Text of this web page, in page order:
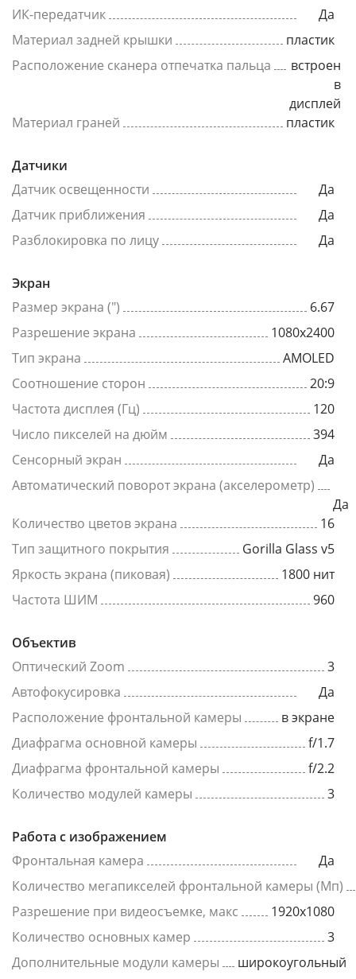
ИК-передатчик
Да
Материал задней крышки
пластик
Расположение сканера отпечатка пальца
встроен
в
дисплей
Материал граней
пластик
Датчики
Датчик освещенности
Да
Датчик приближения
Да
Разблокировка по лицу
Да
Экран
Размер экрана (")
6.67
Разрешение экрана
1080x2400
Тип экрана
AMOLED
Соотношение сторон
20:9
Частота дисплея (Гц)
120
Число пикселей на дюйм
394
Сенсорный экран
Да
Автоматический поворот экрана (акселерометр)
Да
Количество цветов экрана
16
Тип защитного покрытия
Gorilla Glass v5
Яркость экрана (пиковая)
1800 нит
Частота ШИМ
960
Объектив
Оптический Zoom
3
Автофокусировка
Да
Расположение фронтальной камеры
в экране
Диафрагма основной камеры
f/1.7
Диафрагма фронтальной камеры
f/2.2
Количество модулей камеры
3
Работа с изображением
Фронтальная камера
Да
Количество мегапикселей фронтальной камеры (Мп)
Разрешение при видеосъемке, макс
1920x1080
Количество основных камер
3
Дополнительные модули камеры
широкоугольный